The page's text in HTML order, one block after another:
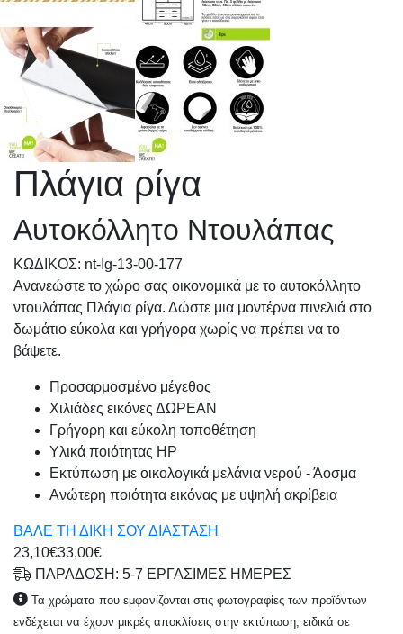
Πλάγια ρίγα
Αυτοκόλλητο Ντουλάπας
KΩΔΙΚΟΣ: nt-Ig-13-00-177
Ανανεώστε το χώρο σας οικονομικά με το αυτοκόλλητο
ντουλάπας Πλάγια ρίγα. Δώστε μια μοντέρνα πινελιά στο
δωμάτιο εύκολα και γρήγορα χωρίς να πρέπει να το
βάψετε.
Προσαρμοσμένo μέγεθος
Χιλιάδες εικόνες ΔΩΡΕΑΝ
Γρήγορη και εύκολη τοποθέτηση
Υλικά ποιότητας HP
Εκτύπωση με οικολογικά μελάνια νερού - Άοσμα
Ανώτερη ποιότητα εικόνας με υψηλή ακρίβεια
ΒΑΛΕ ΤΗ ΔΙΚΗ ΣΟΥ ΔΙΑΣΤΑΣΗ
23,10€33,00€
ΠΑΡΑΔΟΣΗ: 5-7 ΕΡΓΑΣΙΜΕΣ ΗΜΕΡΕΣ
Τα χρώματα που εμφανίζονται στις φωτογραφίες των προϊόντων
ενδέχεται να έχουν μικρές αποκλίσεις στην εκτύπωση, ειδικά σε